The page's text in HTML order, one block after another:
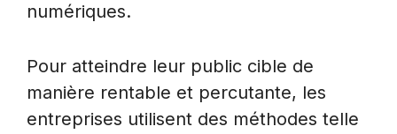
numériques.
Pour atteindre leur public cible de
manière rentable et percutante, les
entreprises utilisent des méthodes telle